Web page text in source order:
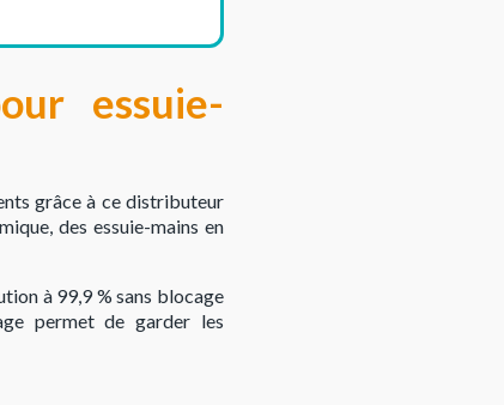
essuie-
grâce à ce distributeur
des essuie-mains en
à 99,9 % sans blocage
permet de garder les